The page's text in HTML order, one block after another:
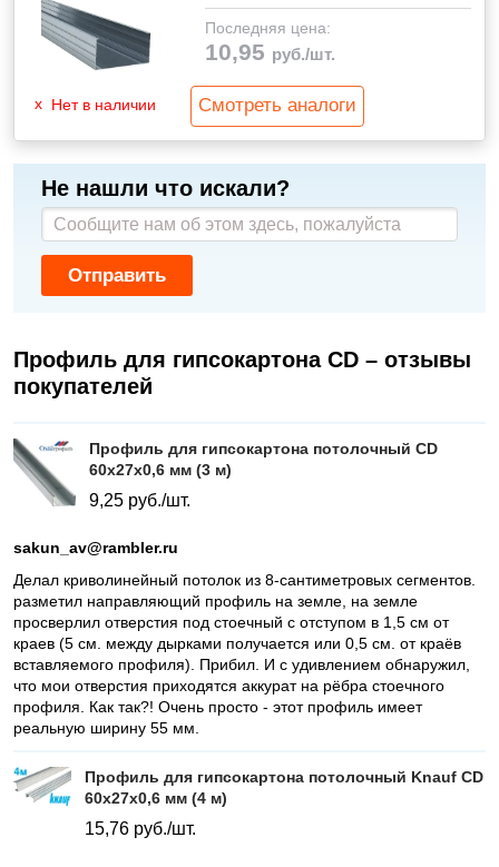
Последняя цена:
10,95 руб./шт.
Нет в наличии Смотреть аналоги
Не нашли что искали?
Отправить
Профиль для гипсокартона CD – отзывы
покупателей
Профиль для гипсокартона потолочный CD
60х27х0,6 мм (3 м)
9,25 руб./шт.
sakun_av@rambler.ru
Делал криволинейный потолок из 8-сантиметровых сегментов.
разметил направляющий профиль на земле, на земле
просверлил отверстия под стоечный с отступом в 1,5 см от
краев (5 см. между дырками получается или 0,5 см. от краёв
вставляемого профиля). Прибил. И с удивлением обнаружил,
что мои отверстия приходятся аккурат на рёбра стоечного
профиля. Как так?! Очень просто - этот профиль имеет
реальную ширину 55 мм.
Профиль для гипсокартона потолочный Knauf CD
60x27x0,6 мм (4 м)
15,76 руб./шт.